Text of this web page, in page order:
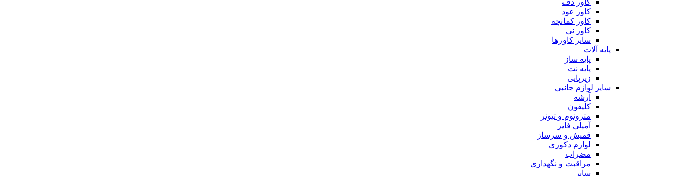
کاور دف
کاور عود
کاور کمانچه
کاور نی
سایر کاورها
پایه آلات
پایه ساز
پایه نت
زیرپایی
سایر لوازم جانبی
آرشه
کلیفون
مترونوم و تیونر
آمپلی فایر
قمیش و سرساز
لوازم دکوری
مضراب
مراقبت و نگهداری
سایر